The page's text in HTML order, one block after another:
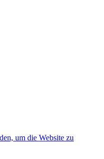
um die Website zu